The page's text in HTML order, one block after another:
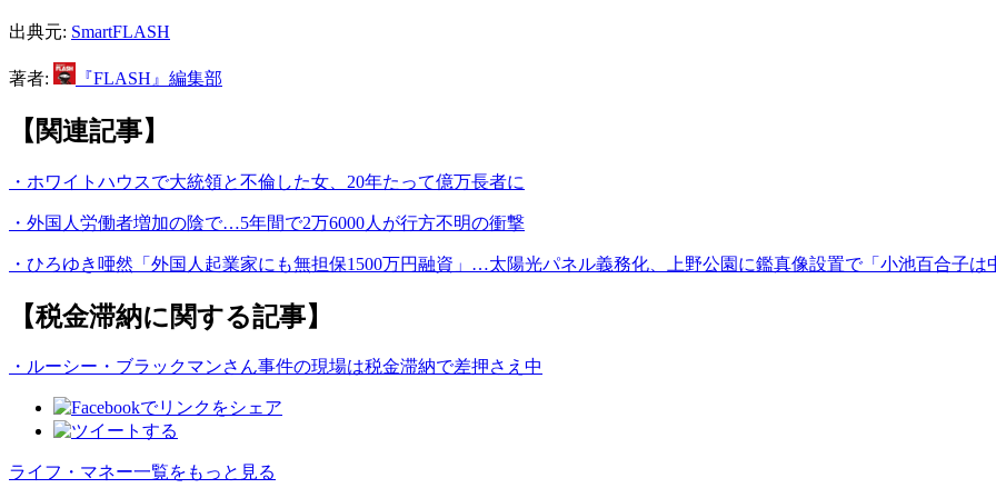
出典元: SmartFLASH
著者: 『FLASH』編集部
【関連記事】
・ホワイトハウスで大統領と不倫した女、20年たって億万長者に
・外国人労働者増加の陰で…5年間で2万6000人が行方不明の衝撃
・ひろゆき唖然「外国人起業家にも無担保1500万円融資」…太陽光パネル義務化、上野公園に鑑真像設置で「小池百合子は
【税金滞納に関する記事】
・ルーシー・ブラックマンさん事件の現場は税金滞納で差押さえ中
ライフ・マネー一覧をもっと見る